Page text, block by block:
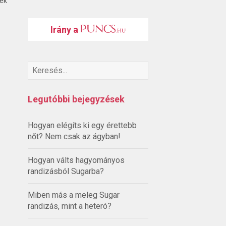
Irány a
Legutóbbi bejegyzések
Hogyan elégíts ki egy érettebb
nőt? Nem csak az ágyban!
Hogyan válts hagyományos
randizásból Sugarba?
Miben más a meleg Sugar
randizás, mint a heteró?